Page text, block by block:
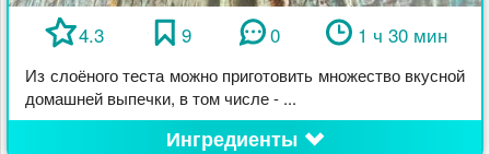
4.3 9 0 1 ч 30 мин
Из слоёного теста можно приготовить множество вкусной
домашней выпечки, в том числе - ...
Ингредиенты